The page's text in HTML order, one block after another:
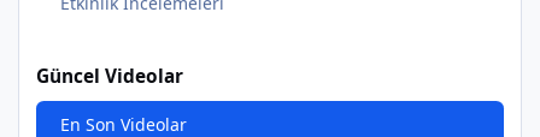
Güncel Videolar
En Son Videolar